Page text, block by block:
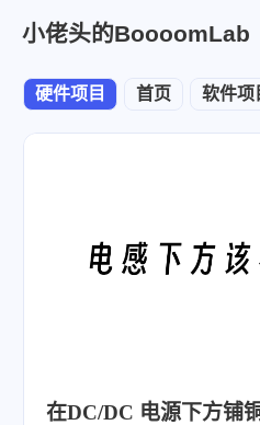
小佬头的BoooomLab
首页
硬件项目 软件项
在DC/DC 电源下方铺